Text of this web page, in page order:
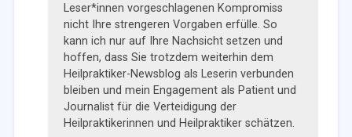
Leser*innen vorgeschlagenen Kompromiss
nicht Ihre strengeren Vorgaben erfülle. So
kann ich nur auf Ihre Nachsicht setzen und
hoffen, dass Sie trotzdem weiterhin dem
Heilpraktiker-Newsblog als Leserin verbunden
bleiben und mein Engagement als Patient und
Journalist für die Verteidigung der
Heilpraktikerinnen und Heilpraktiker schätzen.